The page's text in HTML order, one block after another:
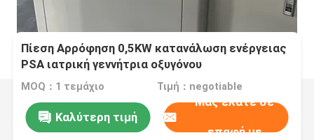
Πίεση Αρρόφηση 0,5KW κατανάλωση ενέργειας
PSA ιατρική γεννήτρια οξυγόνου
MOQ：1 τεμάχιο Τιμή：negotiable
Καλύτερη τιμή
Μας ελάτε σε
επαφή με